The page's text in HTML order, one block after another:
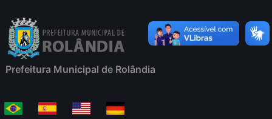
Prefeitura Municipal de Rolândia